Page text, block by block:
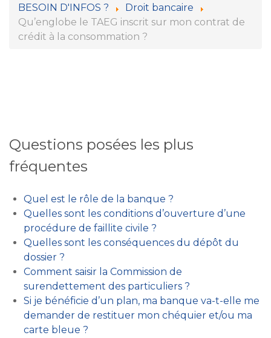
BESOIN D'INFOS ?
Droit bancaire
Qu’englobe le TAEG inscrit sur mon contrat de
crédit à la consommation ?
Questions posées les plus
fréquentes
Quel est le rôle de la banque ?
Quelles sont les conditions d’ouverture d’une
procédure de faillite civile ?
Quelles sont les conséquences du dépôt du
dossier ?
Comment saisir la Commission de
surendettement des particuliers ?
Si je bénéficie d’un plan, ma banque va-t-elle me
demander de restituer mon chéquier et/ou ma
carte bleue ?